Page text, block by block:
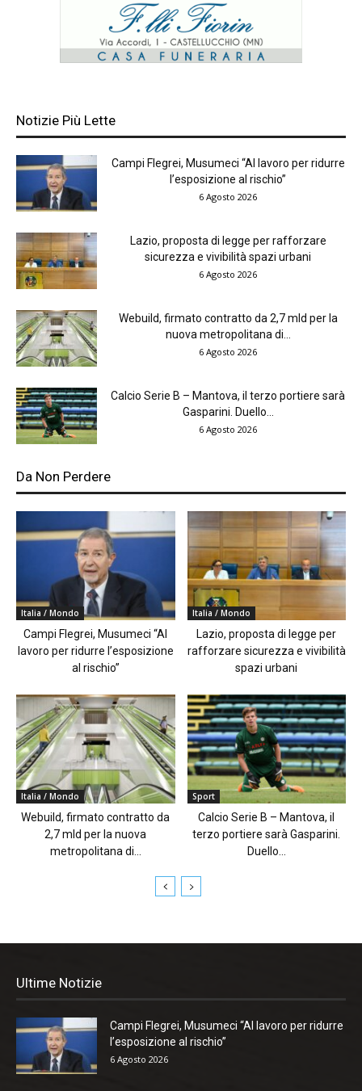
Notizie Più Lette
Campi Flegrei, Musumeci “Al lavoro per ridurre
l’esposizione al rischio”
6 Agosto 2026
Lazio, proposta di legge per rafforzare
sicurezza e vivibilità spazi urbani
6 Agosto 2026
Webuild, firmato contratto da 2,7 mld per la
nuova metropolitana di...
6 Agosto 2026
Calcio Serie B – Mantova, il terzo portiere sarà
Gasparini. Duello...
6 Agosto 2026
Da Non Perdere
Italia / Mondo
Campi Flegrei, Musumeci “Al
lavoro per ridurre l’esposizione
al rischio”
Italia / Mondo
Lazio, proposta di legge per
rafforzare sicurezza e vivibilità
spazi urbani
Italia / Mondo
Webuild, firmato contratto da
2,7 mld per la nuova
metropolitana di...
Sport
Calcio Serie B – Mantova, il
terzo portiere sarà Gasparini.
Duello...
Ultime Notizie
Campi Flegrei, Musumeci “Al lavoro per ridurre
l’esposizione al rischio”
6 Agosto 2026